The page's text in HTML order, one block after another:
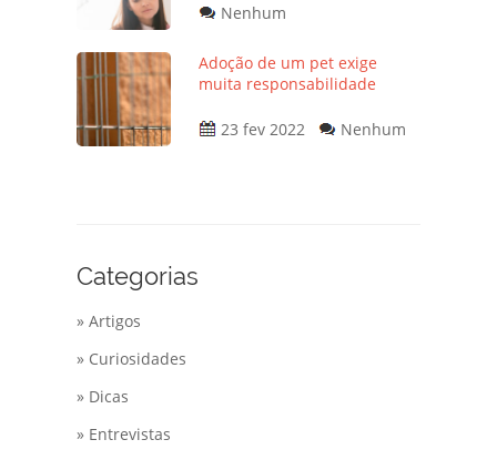
Nenhum
Adoção de um pet exige
muita responsabilidade
23 fev 2022 Nenhum
Categorias
» Artigos
» Curiosidades
» Dicas
» Entrevistas